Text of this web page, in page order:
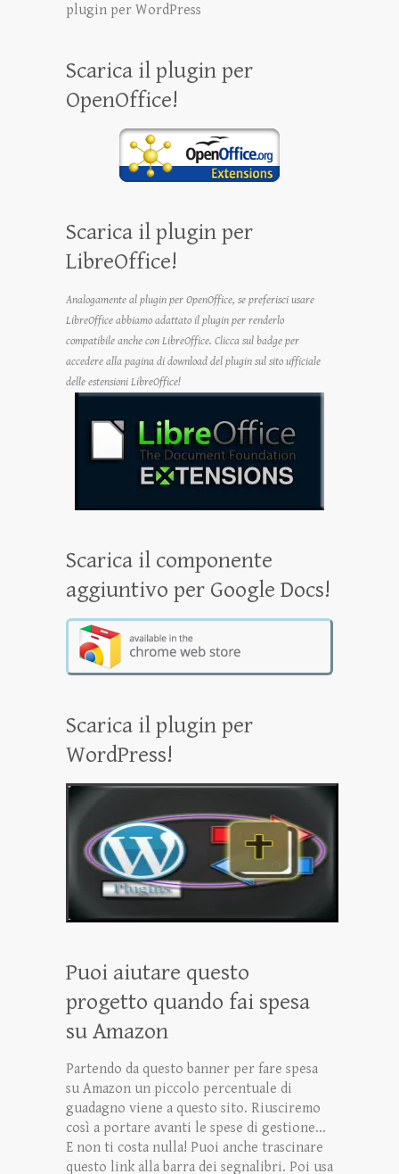
plugin per WordPress
Scarica il plugin per
OpenOffice!
Scarica il plugin per
LibreOffice!
Analogamente al plugin per OpenOffice, se preferisci usare
LibreOffice abbiamo adattato il plugin per renderlo
compatibile anche con LibreOffice. Clicca sul badge per
accedere alla pagina di download del plugin sul sito ufficiale
delle estensioni LibreOffice!
Scarica il componente
aggiuntivo per Google Docs!
Scarica il plugin per
WordPress!
Puoi aiutare questo
progetto quando fai spesa
su Amazon
Partendo da questo banner per fare spesa
su Amazon un piccolo percentuale di
guadagno viene a questo sito. Riusciremo
così a portare avanti le spese di gestione...
E non ti costa nulla! Puoi anche trascinare
questo link alla barra dei segnalibri. Poi usa